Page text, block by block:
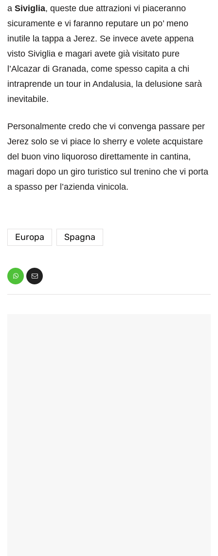
a Siviglia, queste due attrazioni vi piaceranno
sicuramente e vi faranno reputare un po’ meno
inutile la tappa a Jerez. Se invece avete appena
visto Siviglia e magari avete già visitato pure
l’Alcazar di Granada, come spesso capita a chi
intraprende un tour in Andalusia, la delusione sarà
inevitabile.
Personalmente credo che vi convenga passare per
Jerez solo se vi piace lo sherry e volete acquistare
del buon vino liquoroso direttamente in cantina,
magari dopo un giro turistico sul trenino che vi porta
a spasso per l’azienda vinicola.
Europa Spagna